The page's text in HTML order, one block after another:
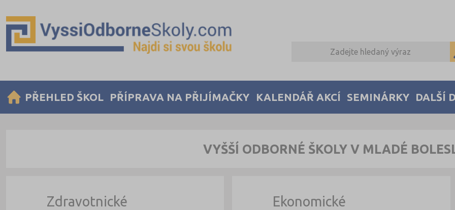
PŘEHLED ŠKOL PŘÍPRAVA NA PŘIJÍMAČKY KALENDÁŘ AKCÍ SEMINÁRKY DALŠÍ
VYŠŠÍ ODBORNÉ ŠKOLY V MLADÉ
Zdravotnické Ekonomické